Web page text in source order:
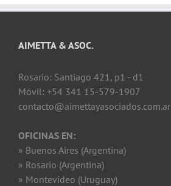
AIMETTA & ASOC.
Rosario: Santiago 421, p1 - d1
Móvil: +54 341 15-579-1907
contacto@aimettayasociados.com.ar
OFICINAS EN:
» Buenos Aires (Argentina)
» Rosario (Argentina)
» Montevideo (Uruguay)